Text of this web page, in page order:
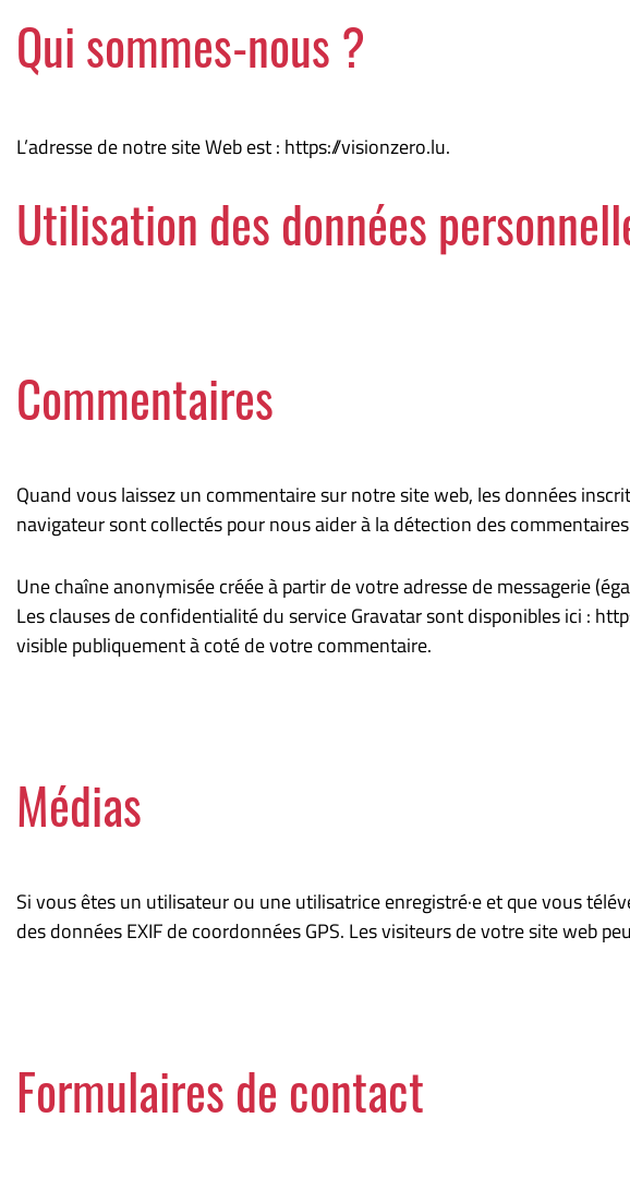
Qui sommes-nous ?
L’adresse de notre site Web est : https://visionzero.lu.
Utilisation des données
Commentaires
Quand vous laissez un commentaire sur notre site web, les données
navigateur sont collectés pour nous aider à la détection des
Une chaîne anonymisée créée à partir de votre adresse de messagerie
Les clauses de confidentialité du service Gravatar sont disponibles ici :
visible publiquement à coté de votre commentaire.
Médias
Si vous êtes un utilisateur ou une utilisatrice enregistré·e et que vous
des données EXIF de coordonnées GPS. Les visiteurs de votre site web
Formulaires de contact